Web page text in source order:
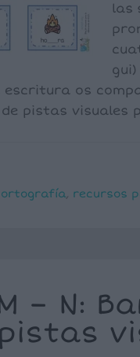
las
os
pistas
ortografía, recursos
– N: